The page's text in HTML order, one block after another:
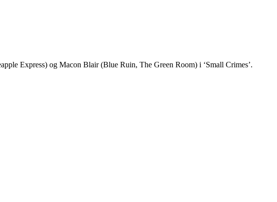
Express) og Macon Blair (Blue Ruin, The Green Room) i ‘Small Crimes’.